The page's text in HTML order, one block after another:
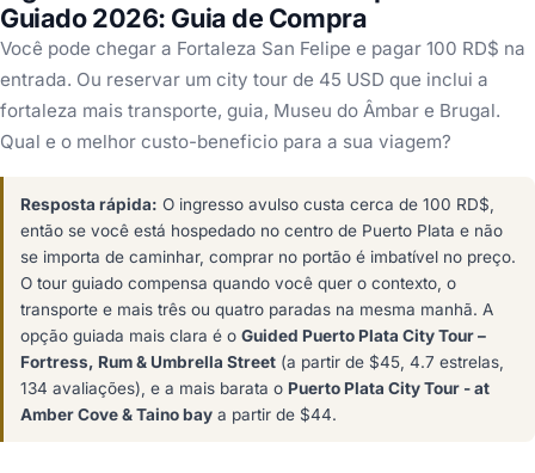
Guiado 2026: Guia de Compra
Você pode chegar a Fortaleza San Felipe e pagar 100 RD$ na
entrada. Ou reservar um city tour de 45 USD que inclui a
fortaleza mais transporte, guia, Museu do Âmbar e Brugal.
Qual e o melhor custo-beneficio para a sua viagem?
Resposta rápida: O ingresso avulso custa cerca de 100 RD$,
então se você está hospedado no centro de Puerto Plata e não
se importa de caminhar, comprar no portão é imbatível no preço.
O tour guiado compensa quando você quer o contexto, o
transporte e mais três ou quatro paradas na mesma manhã. A
opção guiada mais clara é o Guided Puerto Plata City Tour –
Fortress, Rum & Umbrella Street (a partir de $45, 4.7 estrelas,
134 avaliações), e a mais barata o Puerto Plata City Tour - at
Amber Cove & Taino bay a partir de $44.